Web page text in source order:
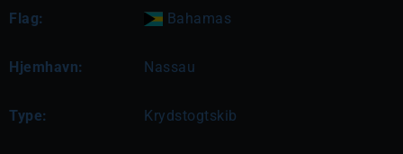
Flag: Bahamas
Hjemhavn: Nassau
Type: Krydstogtskib